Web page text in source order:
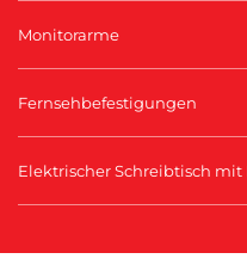
Monitorarme
Fernsehbefestigungen
Elektrischer Schreibtisch